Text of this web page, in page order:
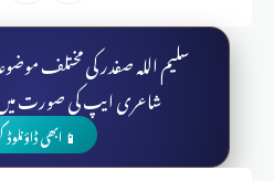
سلیم اللہ صفدر کی مختلف
شاعری ایپ کی صورت
📱 ابھی